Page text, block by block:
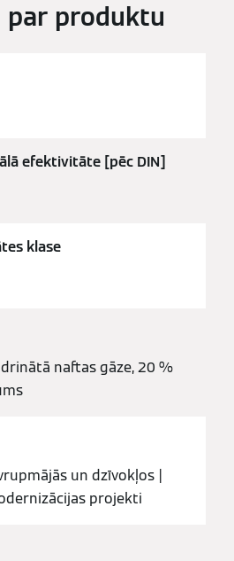
par produktu
efektivitāte [pēc DIN]
klase
naftas gāze, 20 %
un dzīvokļos |
projekti